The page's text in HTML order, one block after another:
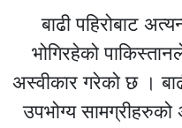
बाढी पहिरोबाट
भोगिरहेको
अस्वीकार गरेको छ ।
उपभोग्य